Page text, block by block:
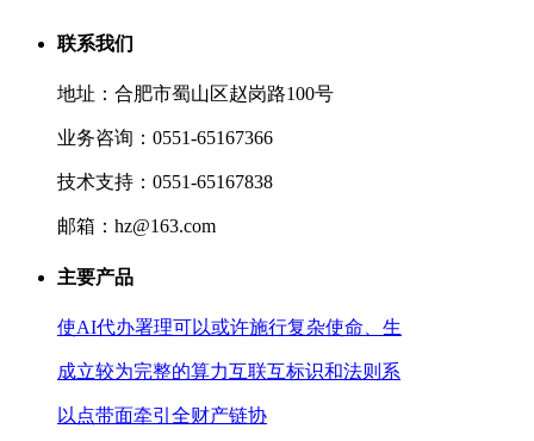
联系我们
地址：合肥市蜀山区赵岗路100号
业务咨询：0551-65167366
技术支持：0551-65167838
邮箱：hz@163.com
主要产品
使AI代办署理可以或许施行复杂使命、生
成立较为完整的算力互联互标识和法则系
以点带面牵引全财产链协